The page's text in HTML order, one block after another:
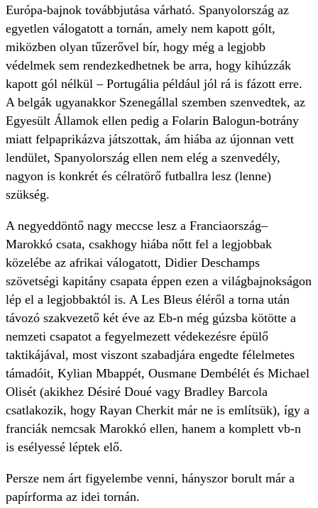
Európa-bajnok továbbjutása várható. Spanyolország az
egyetlen válogatott a tornán, amely nem kapott gólt,
miközben olyan tűzerővel bír, hogy még a legjobb
védelmek sem rendezkedhetnek be arra, hogy kihúzzák
kapott gól nélkül – Portugália például jól rá is fázott erre.
A belgák ugyanakkor Szenegállal szemben szenvedtek, az
Egyesült Államok ellen pedig a Folarin Balogun-botrány
miatt felpaprikázva játszottak, ám hiába az újonnan vett
lendület, Spanyolország ellen nem elég a szenvedély,
nagyon is konkrét és célratörő futballra lesz (lenne)
szükség.
A negyeddöntő nagy meccse lesz a Franciaország–
Marokkó csata, csakhogy hiába nőtt fel a legjobbak
közelébe az afrikai válogatott, Didier Deschamps
szövetségi kapitány csapata éppen ezen a világbajnokságon
lép el a legjobbaktól is. A Les Bleus éléről a torna után
távozó szakvezető két éve az Eb-n még gúzsba kötötte a
nemzeti csapatot a fegyelmezett védekezésre épülő
taktikájával, most viszont szabadjára engedte félelmetes
támadóit, Kylian Mbappét, Ousmane Dembélét és Michael
Olisét (akikhez Désiré Doué vagy Bradley Barcola
csatlakozik, hogy Rayan Cherkit már ne is említsük), így a
franciák nemcsak Marokkó ellen, hanem a komplett vb-n
is esélyessé léptek elő.
Persze nem árt figyelembe venni, hányszor borult már a
papírforma az idei tornán.